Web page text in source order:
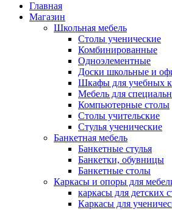
Главная
Магазин
Школьная мебель
Столы ученические
Комбинированные
Одноэлементные
Доски школьные и
Шкафы для учебных
Мебель для
Компьютерные столы
Столы учительские
Стулья ученические
Банкетная мебель
Банкетные стулья
Банкетки, обувницы
Банкетные столы
Каркасы и опоры для
каркасы для детских
Каркасы для